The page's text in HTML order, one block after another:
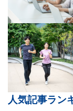
人気記事ラン